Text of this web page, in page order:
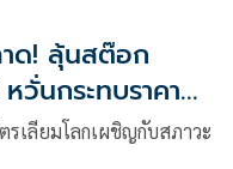
ด! ลุ้นสต๊อก
วั่นกระทบราคา
เลียมโลกเผชิญกับสภาวะ